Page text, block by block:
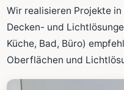
Fläche wird in den großen
Wir realisieren Projekte in
Decken- und
Küche, Bad, Büro)
Oberflächen und